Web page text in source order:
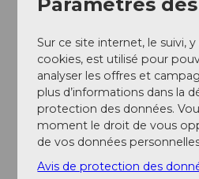
Auteur(e)
Engelberg - Titlis Tourismus
Organisation
Engelberg-Titlis Tourismus
Sur ce site internet, le suivi, y
cookies, est utilisé pour
analyser les offres et
plus d’informations dans la
protection des données.
moment le droit de vous
de vos données
Avis de protection des